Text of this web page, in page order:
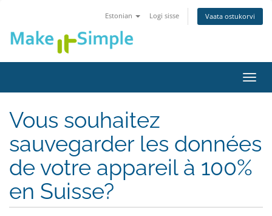
Estonian Logi sisse Vaata ostukorvi
Vous souhaitez
sauvegarder les données
de votre appareil à 100%
en Suisse?